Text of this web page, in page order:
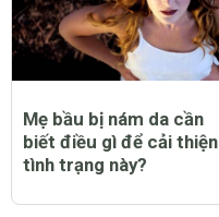
Mẹ bầu bị nám da cần
biết điều gì để cải thiện
tình trạng này?